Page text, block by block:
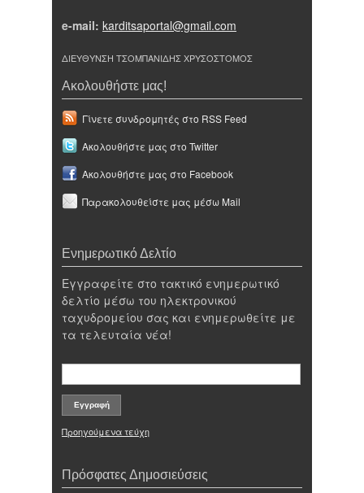
e-mail: karditsaportal@gmail.com
ΔΙΕΥΘΥΝΣΗ ΤΣΟΜΠΑΝΙΔΗΣ ΧΡΥΣΟΣΤΟΜΟΣ
Ακολουθήστε μας!
Γίνετε συνδρομητές στο RSS Feed
Ακολουθήστε μας στο Twitter
Ακολουθήστε μας στο Facebook
Παρακολουθείστε μας μέσω Mail
Ενημερωτικό Δελτίο
Εγγραφείτε στο τακτικό ενημερωτικό
δελτίο μέσω του ηλεκτρονικού
ταχυδρομείου σας και ενημερωθείτε με
τα τελευταία νέα!
Προηγούμενα τεύχη
Πρόσφατες Δημοσιεύσεις